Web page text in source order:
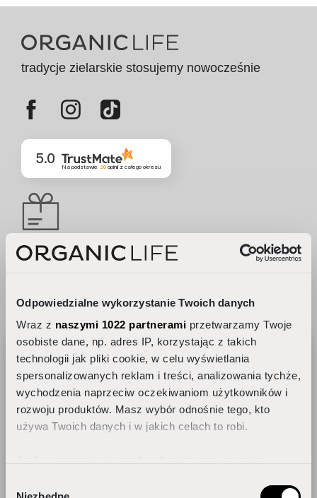
Odpowiedzialne wykorzystanie Twoich danych
Wraz z naszymi 1022 partnerami przetwarzamy Twoje
osobiste dane, np. adres IP, korzystając z takich
technologii jak pliki cookie, w celu wyświetlania
spersonalizowanych reklam i treści, analizowania tychże,
wychodzenia naprzeciw oczekiwaniom użytkowników i
rozwoju produktów. Masz wybór odnośnie tego, kto
używa Twoich danych i w jakich celach to robi.
tradycje zielarskie stosujemy nowocześnie
5.0
Na podstawie 20opinii z całego okresu
DARMOWA PACZKA
DARMOWA PACZKA
Z produktami oznaczonymi tagiem Free Delivery
BEZPIECZNE TRANSAKCJE
Jak dobrać pielęgnację do rytmu
dobowego skóry?